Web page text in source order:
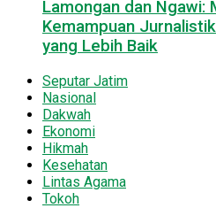
Lamongan dan Ngawi:
Kemampuan
yang Lebih Baik
Seputar Jatim
Nasional
Dakwah
Ekonomi
Hikmah
Kesehatan
Lintas Agama
Tokoh